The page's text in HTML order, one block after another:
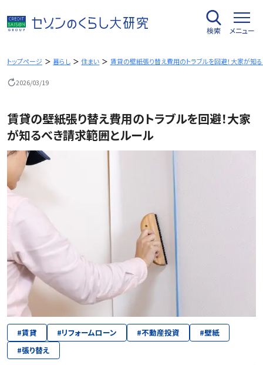
容
を
キ
検索 メニュー
トップページ 暮らし 住まい 賃貸の壁紙張り替え費用のトラブルを回避！大家が知
2026/03/19
賃貸の壁紙張り替え費用のトラブルを回避！大家
が知るべき請求範囲とルール
#賃貸 #リフォームローン #不動産投資 #壁紙
#張り替え